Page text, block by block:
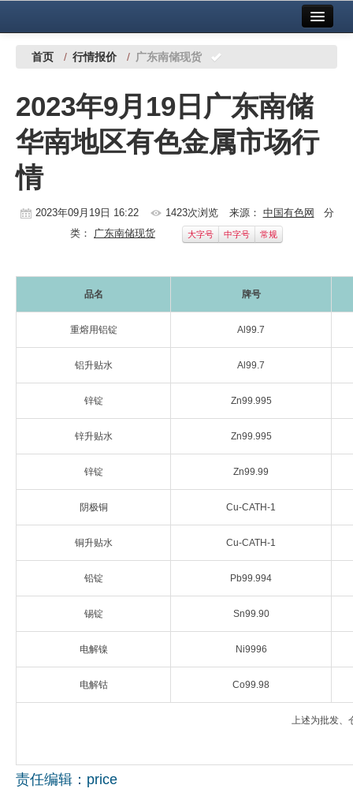
中国有色金属报社主办 广告服务
铜镍铅锌
铝
稀有稀土
有色市场
镁钛
《资源再生》杂志
首页 / 行情报价 / 广东南储现货
2023年9月19日广东南储
华南地区有色金属市场行
情
2023年09月19日 16:22 1423次浏览 来源： 中国有色网 分
类： 广东南储现货 大字号 中字号 常规
品名 牌号
重熔用铝锭 Al99.7
铝升贴水 Al99.7
锌锭 Zn99.995
锌升贴水 Zn99.995
锌锭 Zn99.99
阴极铜 Cu-CATH-1
铜升贴水 Cu-CATH-1
铅锭 Pb99.994
锡锭 Sn99.90
电解镍 Ni9996
电解钴 Co99.98
上述为批发
责任编辑：price